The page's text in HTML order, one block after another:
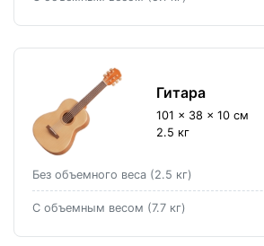
Гитара
101 × 38 × 10 см
2.5 кг
Без объемного веса (2.5 кг)
С объемным весом (7.7 кг)